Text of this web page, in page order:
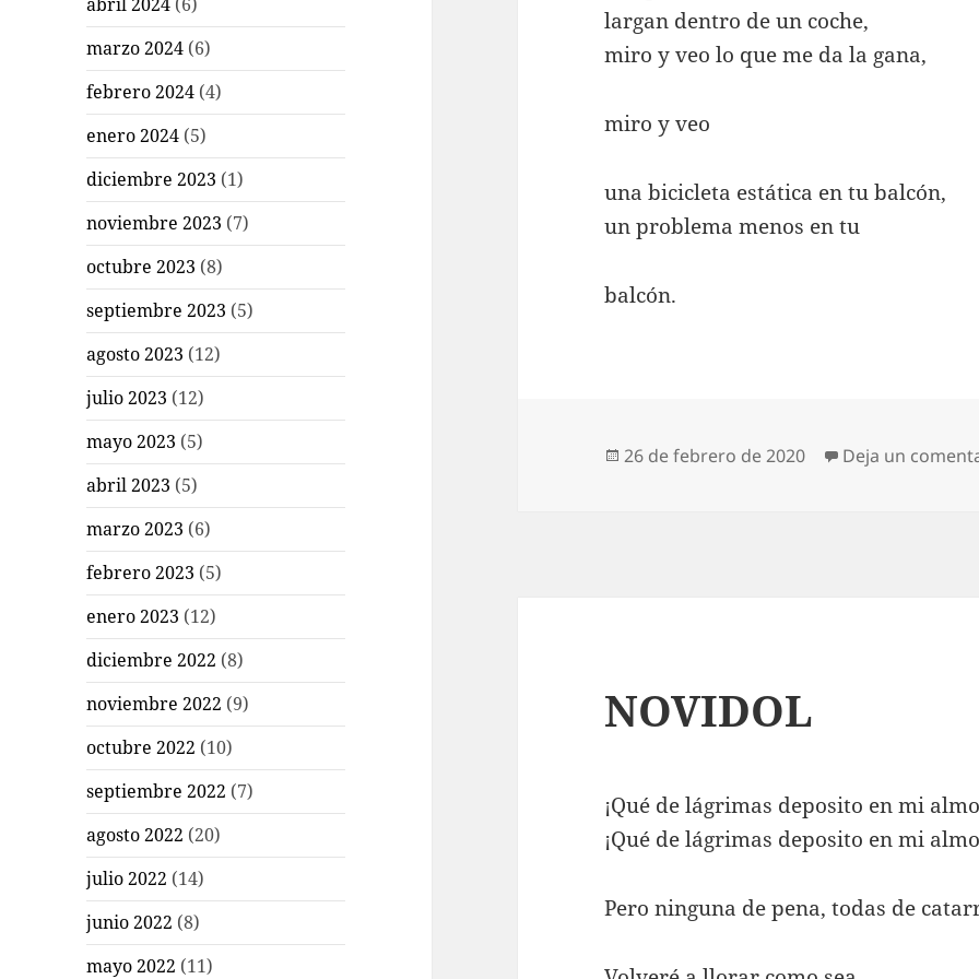
abril 2024 (6)
marzo 2024 (6)
febrero 2024 (4)
enero 2024 (5)
diciembre 2023 (1)
noviembre 2023 (7)
octubre 2023 (8)
septiembre 2023 (5)
agosto 2023 (12)
julio 2023 (12)
mayo 2023 (5)
abril 2023 (5)
marzo 2023 (6)
febrero 2023 (5)
enero 2023 (12)
diciembre 2022 (8)
noviembre 2022 (9)
octubre 2022 (10)
septiembre 2022 (7)
agosto 2022 (20)
julio 2022 (14)
junio 2022 (8)
mayo 2022 (11)
largan dentro de un coche,
miro y veo lo que me da la gana,
miro y veo
una bicicleta estática en tu balcón,
un problema menos en tu
balcón.
Publicado
26 de febrero de 2020 Deja un
NOVIDOL
¡Qué de lágrimas deposito en mi
¡Qué de lágrimas deposito en mi
Pero ninguna de pena, todas de